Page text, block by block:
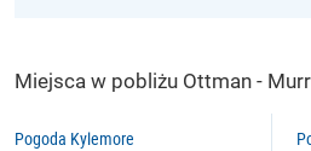
Miejsca w pobliżu Ottman -
Pogoda Kylemore